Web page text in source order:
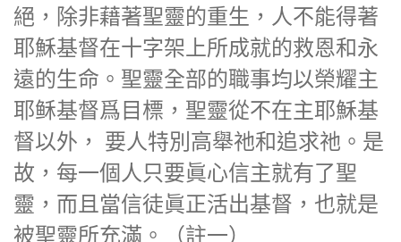
絕，除非藉著聖靈的重生，人不能得著
耶穌基督在十字架上所成就的救恩和永
遠的生命。聖靈全部的職事均以榮耀主
耶稣基督爲目標，聖靈從不在主耶穌基
督以外， 要人特別高舉祂和追求祂。是
故，每一個人只要眞心信主就有了聖
靈，而且當信徒眞正活出基督，也就是
被聖靈所充滿。（註一）